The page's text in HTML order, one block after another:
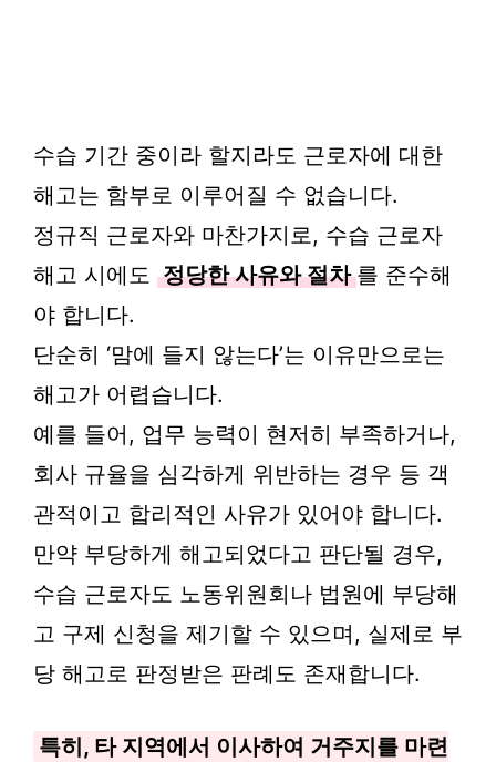
수습 기간 중이라 할지라도 근로자에 대한
해고는 함부로 이루어질 수 없습니다.
정규직 근로자와 마찬가지로, 수습 근로자
해고 시에도 정당한 사유와 절차 를 준수해
야 합니다.
단순히 ‘맘에 들지 않는다’는 이유만으로는
해고가 어렵습니다.
예를 들어, 업무 능력이 현저히 부족하거나,
회사 규율을 심각하게 위반하는 경우 등 객
관적이고 합리적인 사유가 있어야 합니다.
만약 부당하게 해고되었다고 판단될 경우,
수습 근로자도 노동위원회나 법원에 부당해
고 구제 신청을 제기할 수 있으며, 실제로 부
당 해고로 판정받은 판례도 존재합니다.
특히, 타 지역에서 이사하여 거주지를 마련